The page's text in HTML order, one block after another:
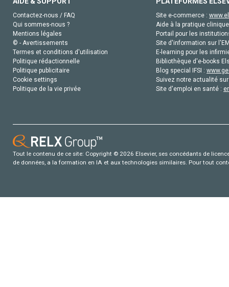
Contactez-nous / FAQ
Qui sommes-nous ?
Mentions légales
© - Avertissements
Termes et conditions d'utilisation
Politique rédactionnelle
Politique publicitaire
Cookie settings
Politique de la vie privée
Site e-commerce :
Aide à la pratique
Portail pour les
Site d'information sur
E-learning pour les
Bibliothèque d'e-books
Blog special IFSI :
Suivez notre actualité
Site d'emploi en santé :
Tout le contenu de ce site: Copyright © 2026 Elsevier, ses concédants de
de données, a la formation en IA et aux technologies similaires. Pour tout